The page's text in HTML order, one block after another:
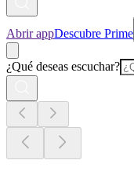
Abrir appDescubre Prime
¿Qué deseas escuchar?